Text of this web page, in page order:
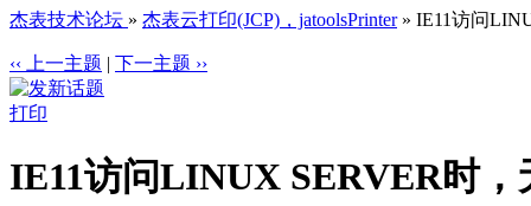
杰表技术论坛 » 杰表云打印(JCP)，jatoolsPrinter» IE11访问
‹‹ 上一主题 | 下一主题 ››
打印
IE11访问LINUX SERVER时，